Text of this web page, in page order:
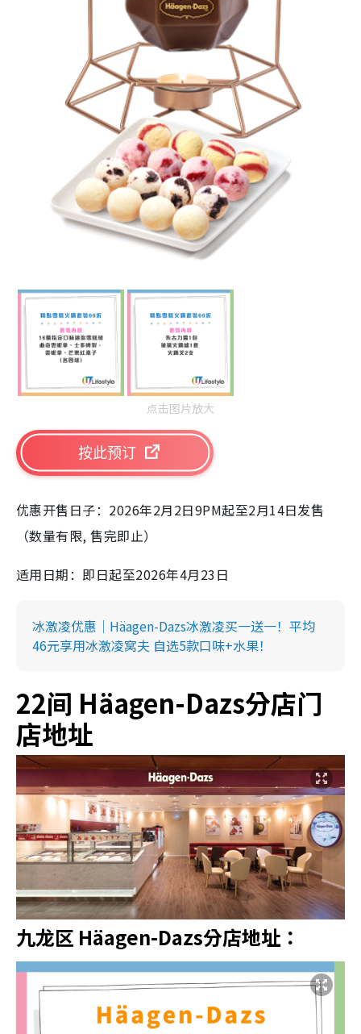
点击图片放大
按此预订
优惠开售日子：2026年2月2日9PM起至2月14日发售
（数量有限, 售完即止）
适用日期：即日起至2026年4月23日
冰激凌优惠｜Häagen-Dazs冰激凌买一送一！平均
46元享用冰激凌窝夫 自选5款口味+水果！
22间 Häagen-Dazs分店门
店地址
九龙区 Häagen-Dazs分店地址：